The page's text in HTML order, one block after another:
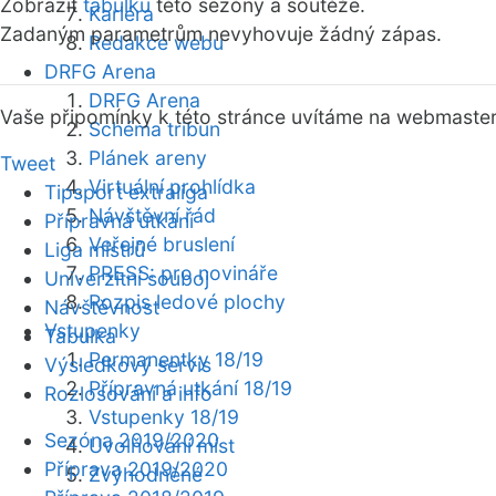
Kariéra
Redakce webu
DRFG Arena
DRFG Arena
Schéma tribun
Plánek areny
Virtuální prohlídka
Návštěvní řád
Veřejné bruslení
PRESS: pro novináře
Rozpis ledové plochy
Vstupenky
Permanentky 18/19
Přípravná utkání 18/19
Vstupenky 18/19
Uvolňování míst
Zvýhodněné
Zobrazit tabulku této sezóny a soutěže.
Zadaným parametrům nevyhovuje žádný zápas.
Vaše připomínky k této stránce uvítáme na webmaster
Tweet
Tipsport extraliga
Přípravná utkání
Liga mistrů
Univerzitní souboj
Návštěvnost
Tabulka
Výsledkový servis
Rozlosování a info
Sezóna 2019/2020
Příprava 2019/2020